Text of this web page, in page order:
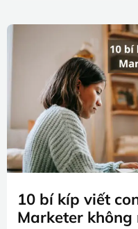
10 bí kíp viết
Marketer không